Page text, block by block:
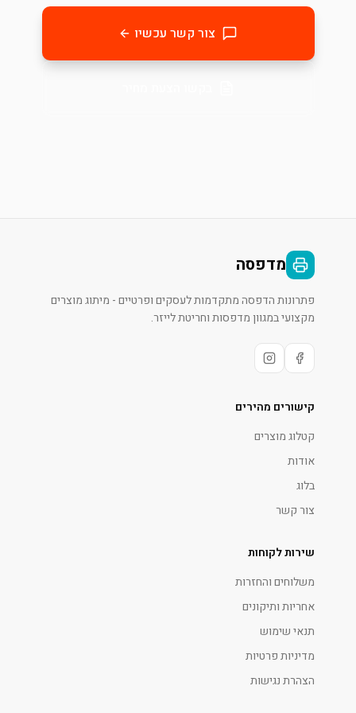
צור קשר עכשיו
מדפסה
פתרונות הדפסה מתקדמות לעסקים ופרטיים - מיתוג מוצרים
מקצועי במגוון מדפסות וחריטת לייזר.
קישורים מהירים
קטלוג מוצרים
אודות
בלוג
צור קשר
שירות לקוחות
משלוחים והחזרות
אחריות ותיקונים
תנאי שימוש
מדיניות פרטיות
הצהרת נגישות